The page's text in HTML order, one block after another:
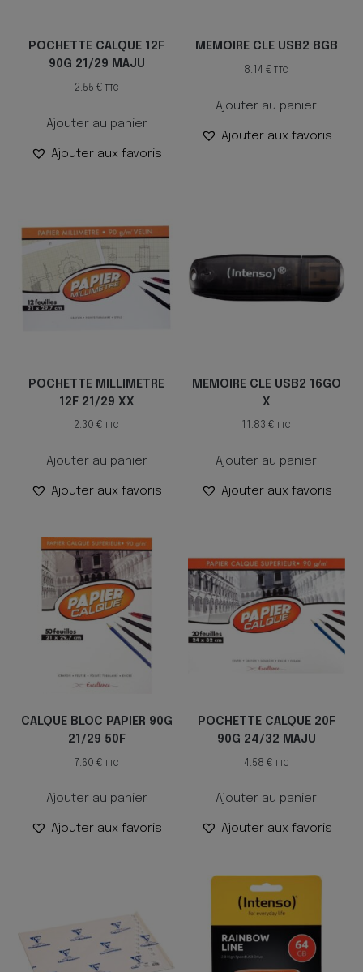
POCHETTE CALQUE 12F
90G 21/29 MAJU
2.55 € TTC
Ajouter au panier
Ajouter aux favoris
MEMOIRE CLE USB2 8GB
8.14€ TTC
Ajouter au panier
Ajouter aux favoris
POCHETTE MILLIMETRE
12F 21/29 XX
2.30€ TTC
Ajouter au panier
Ajouter aux favoris
MEMOIRE CLE USB2 16GO
X
11.83€ TTC
Ajouter au panier
Ajouter aux favoris
CALQUE BLOC PAPIER 90G
21/29 50F
7.60 € TTC
Ajouter au panier
Ajouter aux favoris
POCHETTE CALQUE 20F
90G 24/32 MAJU
4.58 € TTC
Ajouter au panier
Ajouter aux favoris